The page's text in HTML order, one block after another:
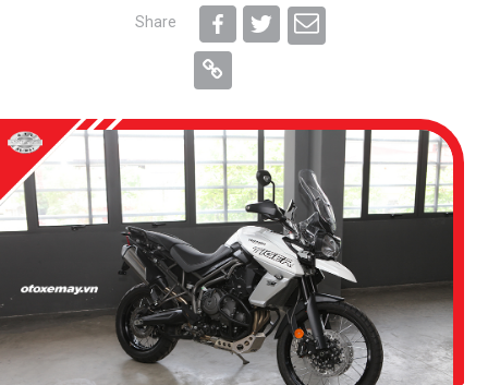
Share